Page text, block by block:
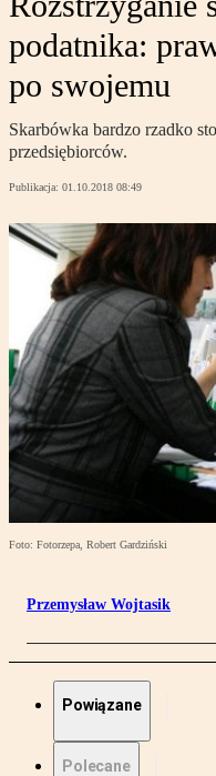
podatnika:
po swojemu
Skarbówka bardzo rzadko
przedsiębiorców.
Publikacja: 01.10.2018 08:49
Foto: Fotorzepa, Robert Gardziński
Przemysław Wojtasik
Powiązane
Polecane